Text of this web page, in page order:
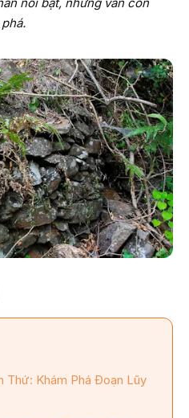
Thứ: Khám Phá Đoạn Lũy